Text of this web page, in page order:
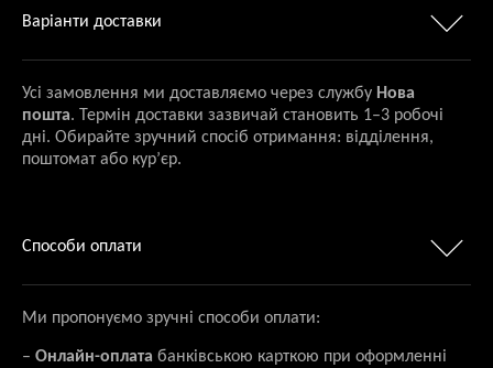
Варіанти доставки
Усі замовлення ми доставляємо через службу Нова
пошта. Термін доставки зазвичай становить 1–3 робочі
дні. Обирайте зручний спосіб отримання: відділення,
поштомат або кур’єр.
Способи оплати
Ми пропонуємо зручні способи оплати:
– Онлайн-оплата банківською карткою при оформленні